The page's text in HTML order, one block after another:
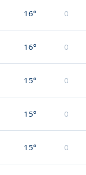
16° 0
16° 0
15° 0
15° 0
15° 0